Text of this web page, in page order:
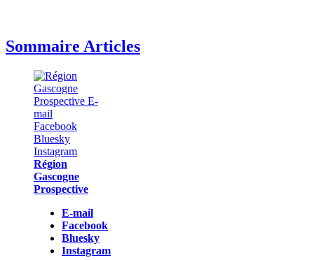
Sommaire Articles
Région
Gascogne
Prospective
E-mail
Facebook
Bluesky
Instagram